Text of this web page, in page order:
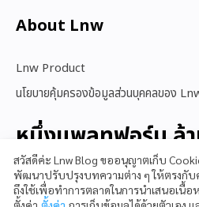
About Lnw​
Lnw Product
นโยบายคุ้มครองข้อมูลส่วนบุคคลของ
หนึ่งแพลทฟอร์ม ล้า
ได้
สวัสดีค่ะ Lnw Blog ขออนุญาตเก็บ
พัฒนาปรับปรุงบทความต่าง ๆ ให้ตรงกับ
ถึงใช้เพื่อทำการตลาดในการนำเสนอเนื้